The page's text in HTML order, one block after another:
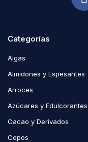
Categorías
Algas
Almidones y Espesantes
Arroces
Azúcares y Edulcorantes
Cacao y Derivados
Copos